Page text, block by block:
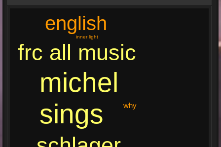
michel
sings
frc all music
english
why
inner light